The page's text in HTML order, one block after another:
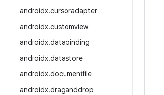
androidx.cursoradapter
androidx.customview
androidx.databinding
androidx.datastore
androidx.documentfile
androidx.draganddrop